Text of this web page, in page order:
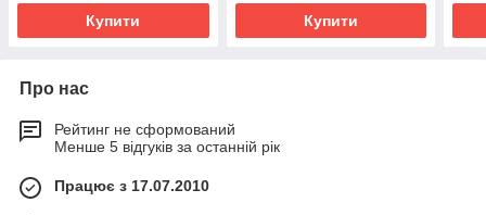
Купити Купити
Про нас
Рейтинг не сформований
Менше 5 відгуків за останній рік
Працює з 17.07.2010